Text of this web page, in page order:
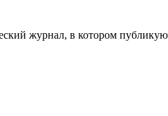
журнал, в котором